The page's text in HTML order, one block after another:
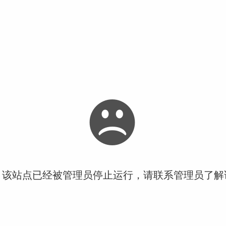
站点已经被管理员停止运行，请联系管理员了